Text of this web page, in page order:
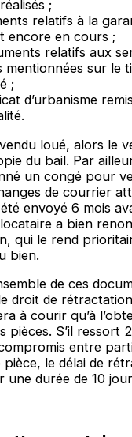
;
relatifs à la
encore en cours ;
relatifs aux
mentionnées sur le
;
d’urbanisme
loué, alors le
du bail. Par
un congé pour
de courrier
envoyé 6 mois
a bien
qui le rend
bien.
de ces
droit de
à courir qu’à
pièces. S’il ressort
entre
pièce, le délai de
durée de 10